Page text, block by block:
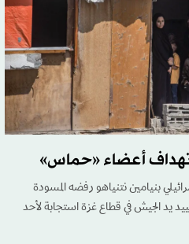
أعضاء «حماس»
بنيامين نتنياهو رفضه المسودة
يد الجيش في قطاع غزة استجابة لأحد